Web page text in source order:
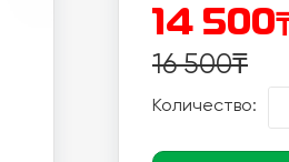
14 500
16 500₸
Количество: